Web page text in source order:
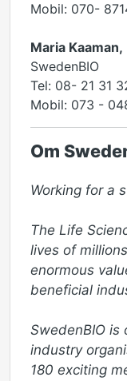
Mobil: 070-
Maria Kaaman,
SwedenBIO
Tel: 08- 21 31
Mobil: 073 -
Om
Working for a
The Life
lives of
enormous
beneficial
SwedenBIO is
industry
180 exciting